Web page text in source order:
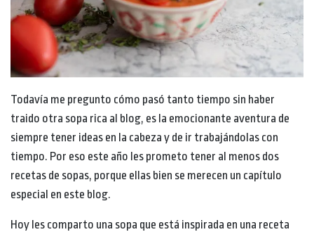
Todavía me pregunto cómo pasó tanto tiempo sin haber
traido otra sopa rica al blog, es la emocionante aventura de
siempre tener ideas en la cabeza y de ir trabajándolas con
tiempo. Por eso este año les prometo tener al menos dos
recetas de sopas, porque ellas bien se merecen un capítulo
especial en este blog.
Hoy les comparto una sopa que está inspirada en una receta